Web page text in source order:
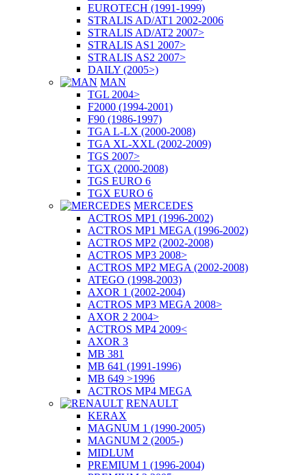
EUROTECH (1991-1999)
STRALIS AD/AT1 2002-2006
STRALIS AD/AT2 2007>
STRALIS AS1 2007>
STRALIS AS2 2007>
DAILY (2005>)
MAN
TGL 2004>
F2000 (1994-2001)
F90 (1986-1997)
TGA L-LX (2000-2008)
TGA XL-XXL (2002-2009)
TGS 2007>
TGX (2000-2008)
TGS EURO 6
TGX EURO 6
MERCEDES
ACTROS MP1 (1996-2002)
ACTROS MP1 MEGA (1996-2002)
ACTROS MP2 (2002-2008)
ACTROS MP3 2008>
ACTROS MP2 MEGA (2002-2008)
ATEGO (1998-2003)
AXOR 1 (2002-2004)
ACTROS MP3 MEGA 2008>
AXOR 2 2004>
ACTROS MP4 2009<
AXOR 3
MB 381
MB 641 (1991-1996)
MB 649 >1996
ACTROS MP4 MEGA
RENAULT
KERAX
MAGNUM 1 (1990-2005)
MAGNUM 2 (2005-)
MIDLUM
PREMIUM 1 (1996-2004)